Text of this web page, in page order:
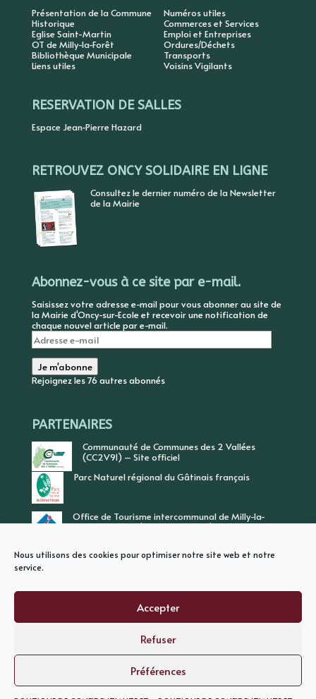
Nous utilisons des cookies pour optimiser notre site web et notre
service.
Accepter
Refuser
Préférences
Présentation de la Commune
Historique
Eglise Saint-Martin
OT de Milly-la-Forêt
Bibliothèque Municipale
Liens utiles
Numéros utiles
Commerces et Services
Emploi et Entreprises
Ordures/Déchets
Transports
Voisins Vigilants
RESERVATION DE SALLES
Espace Jean-Pierre Hazard
RETROUVEZ ONCY SOLIDAIRE EN LIGNE
Consultez le dernier numéro de la Newsletter
de la Mairie
Abonnez-vous à ce site par e-mail.
Saisissez votre adresse e-mail pour vous abonner au site de
la Mairie d'Oncy-sur-Ecole et recevoir une notification de
chaque nouvel article par e-mail.
Adresse
e-
mail
Je m'abonne
Rejoignez les 76 autres abonnés
PARTENAIRES
Communauté de Communes des 2 Vallées
(CC2V91) – Site officiel
Parc Naturel régional du Gâtinais français
Office de Tourisme intercommunal de Milly-la-
Forêt, Vallée de l’Ecole, Vallée de l’Essonne
MENTIONS LEGALES
POLITIQUE DE CONFIDENTIALITE